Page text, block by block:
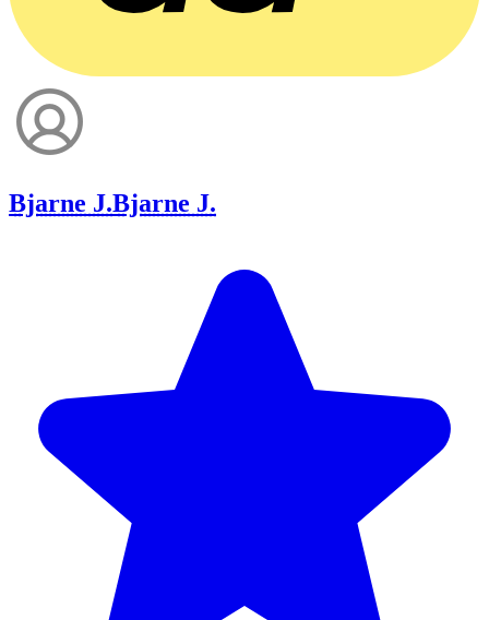
Bjarne J.Bjarne J.